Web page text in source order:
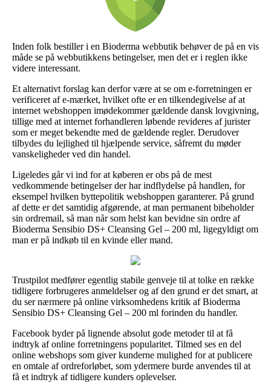
Inden folk bestiller i en Bioderma webbutik behøver de på en vis
måde se på webbutikkens betingelser, men det er i reglen ikke
videre interessant.
Et alternativt forslag kan derfor være at se om e-forretningen er
verificeret af e-mærket, hvilket ofte er en tilkendegivelse af at
internet webshoppen imødekommer gældende dansk lovgivning,
tillige med at internet forhandleren løbende revideres af jurister
som er meget bekendte med de gældende regler. Derudover
tilbydes du lejlighed til hjælpende service, såfremt du møder
vanskeligheder ved din handel.
Ligeledes går vi ind for at køberen er obs på de mest
vedkommende betingelser der har indflydelse på handlen, for
eksempel hvilken byttepolitik webshoppen garanterer. På grund
af dette er det samtidig afgørende, at man permanent bibeholder
sin ordremail, så man når som helst kan bevidne sin ordre af
Bioderma Sensibio DS+ Cleansing Gel – 200 ml, ligegyldigt om
man er på indkøb til en kvinde eller mand.
Trustpilot medfører egentlig stabile genveje til at tolke en række
tidligere forbrugeres anmeldelser og af den grund er det smart, at
du ser nærmere på online virksomhedens kritik af Bioderma
Sensibio DS+ Cleansing Gel – 200 ml forinden du handler.
Facebook byder på lignende absolut gode metoder til at få
indtryk af online forretningens popularitet. Tilmed ses en del
online webshops som giver kunderne mulighed for at publicere
en omtale af ordreforløbet, som ydermere burde anvendes til at
få et indtryk af tidligere kunders oplevelser.